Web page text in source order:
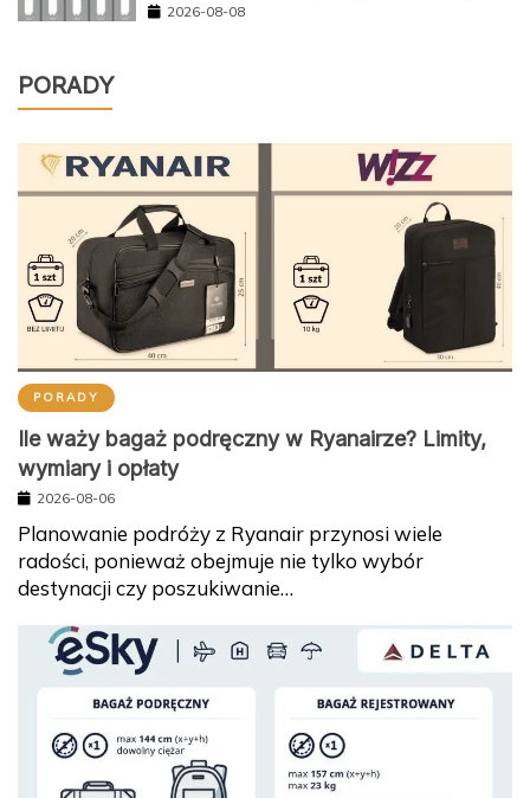
2026-08-08
PORADY
PORADY
Ile waży bagaż podręczny w Ryanairze? Limity,
wymiary i opłaty
2026-08-06
Planowanie podróży z Ryanair przynosi wiele
radości, ponieważ obejmuje nie tylko wybór
destynacji czy poszukiwanie…